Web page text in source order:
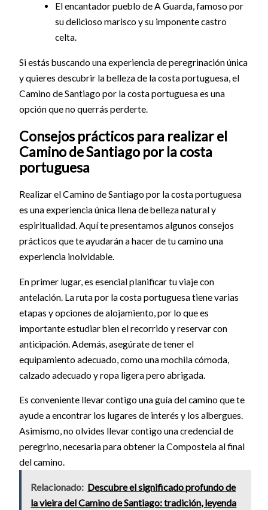
El encantador pueblo de A Guarda, famoso por
su delicioso marisco y su imponente castro
celta.
Si estás buscando una experiencia de peregrinación única
y quieres descubrir la belleza de la costa portuguesa, el
Camino de Santiago por la costa portuguesa es una
opción que no querrás perderte.
Consejos prácticos para realizar el
Camino de Santiago por la costa
portuguesa
Realizar el Camino de Santiago por la costa portuguesa
es una experiencia única llena de belleza natural y
espiritualidad. Aquí te presentamos algunos consejos
prácticos que te ayudarán a hacer de tu camino una
experiencia inolvidable.
En primer lugar, es esencial planificar tu viaje con
antelación. La ruta por la costa portuguesa tiene varias
etapas y opciones de alojamiento, por lo que es
importante estudiar bien el recorrido y reservar con
anticipación. Además, asegúrate de tener el
equipamiento adecuado, como una mochila cómoda,
calzado adecuado y ropa ligera pero abrigada.
Es conveniente llevar contigo una guía del camino que te
ayude a encontrar los lugares de interés y los albergues.
Asimismo, no olvides llevar contigo una credencial de
peregrino, necesaria para obtener la Compostela al final
del camino.
Relacionado: Descubre el significado profundo de
la vieira del Camino de Santiago: tradición, leyenda